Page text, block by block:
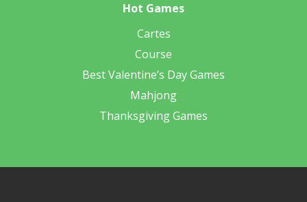
Hot Games
Cartes
Course
Best Valentine’s Day Games
Mahjong
Thanksgiving Games